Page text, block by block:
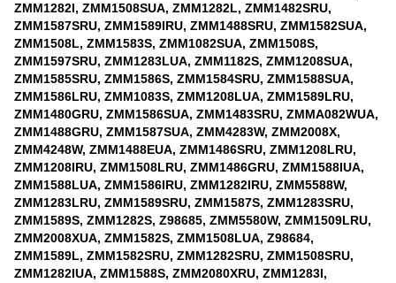
ZMM1282I, ZMM1508SUA, ZMM1282L, ZMM1482SRU,
ZMM1587SRU, ZMM1589IRU, ZMM1488SRU, ZMM1582SUA,
ZMM1508L, ZMM1583S, ZMM1082SUA, ZMM1508S,
ZMM1597SRU, ZMM1283LUA, ZMM1182S, ZMM1208SUA,
ZMM1585SRU, ZMM1586S, ZMM1584SRU, ZMM1588SUA,
ZMM1586LRU, ZMM1083S, ZMM1208LUA, ZMM1589LRU,
ZMM1480GRU, ZMM1586SUA, ZMM1483SRU, ZMMA082WUA,
ZMM1488GRU, ZMM1587SUA, ZMM4283W, ZMM2008X,
ZMM4248W, ZMM1488EUA, ZMM1486SRU, ZMM1208LRU,
ZMM1208IRU, ZMM1508LRU, ZMM1486GRU, ZMM1588IUA,
ZMM1588LUA, ZMM1586IRU, ZMM1282IRU, ZMM5588W,
ZMM1283LRU, ZMM1589SRU, ZMM1587S, ZMM1283SRU,
ZMM1589S, ZMM1282S, Z98685, ZMM5580W, ZMM1509LRU,
ZMM2008XUA, ZMM1582S, ZMM1508LUA, Z98684,
ZMM1589L, ZMM1582SRU, ZMM1282SRU, ZMM1508SRU,
ZMM1282IUA, ZMM1588S, ZMM2080XRU, ZMM1283I,